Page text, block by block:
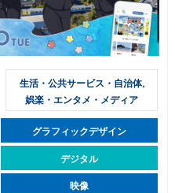
生活・公共サービス・自治体,
娯楽・エンタメ・メディア
グラフィックデザイン
デジタル
映像